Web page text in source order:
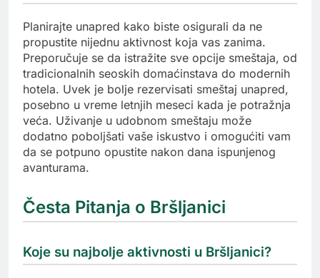
Planirajte unapred kako biste osigurali da ne
propustite nijednu aktivnost koja vas zanima.
Preporučuje se da istražite sve opcije smeštaja, od
tradicionalnih seoskih domaćinstava do modernih
hotela. Uvek je bolje rezervisati smeštaj unapred,
posebno u vreme letnjih meseci kada je potražnja
veća. Uživanje u udobnom smeštaju može
dodatno poboljšati vaše iskustvo i omogućiti vam
da se potpuno opustite nakon dana ispunjenog
avanturama.
Česta Pitanja o Bršljanici
Koje su najbolje aktivnosti u Bršljanici?